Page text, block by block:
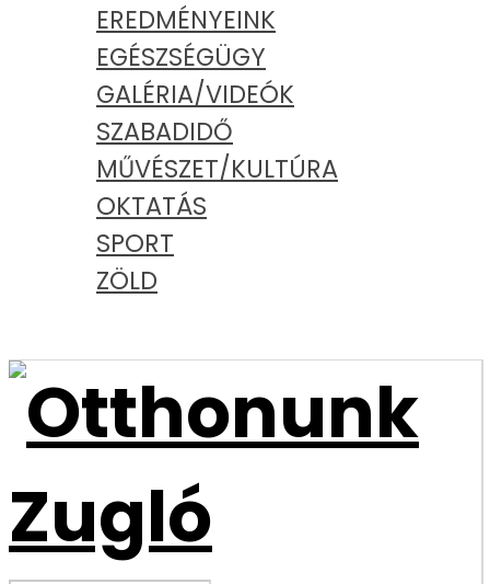
EREDMÉNYEINK
EGÉSZSÉGÜGY
GALÉRIA/VIDEÓK
SZABADIDŐ
MŰVÉSZET/KULTÚRA
OKTATÁS
SPORT
ZÖLD